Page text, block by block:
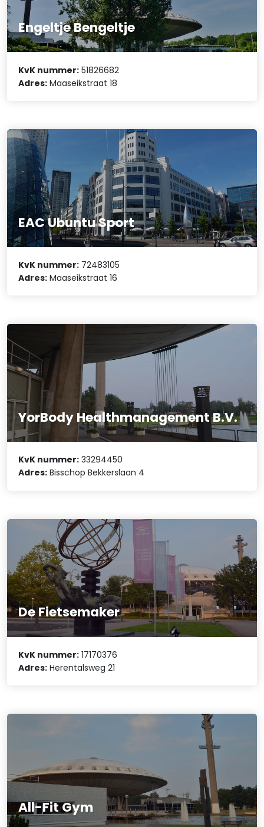
Engeltje Bengeltje
KvK nummer: 51826682
Adres: Maaseikstraat 18
EAC Ubuntu Sport
KvK nummer: 72483105
Adres: Maaseikstraat 16
YorBody Healthmanagement B.V.
KvK nummer: 33294450
Adres: Bisschop Bekkerslaan 4
De Fietsemaker
KvK nummer: 17170376
Adres: Herentalsweg 21
All-Fit Gym